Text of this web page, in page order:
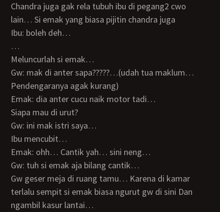
Chandra juga gak rela tubuh ibu di pegang2 cwo
lain… Si emak yang biasa pijitin chandra juga
Ibu: boleh deh…
…
Meluncurlah si emak…
Gw: mak di anter sapa?????…(udah tua maklum…
Pendengaranya agak kurang)
Emak: dia anter cucu naik motor tadi…
Siapa mau di urut?
Gw: ini mak istri saya…
Ibu mencubit…
Emak: ohh… Cantik yah… sini neng…
Gw: tuh si emak aja bilang cantik…
Gw geser meja di ruang tamu… Karena di kamar
terlalu sempit si emak biasa ngurut gw di sini Dan
ngambil kasur lantai…